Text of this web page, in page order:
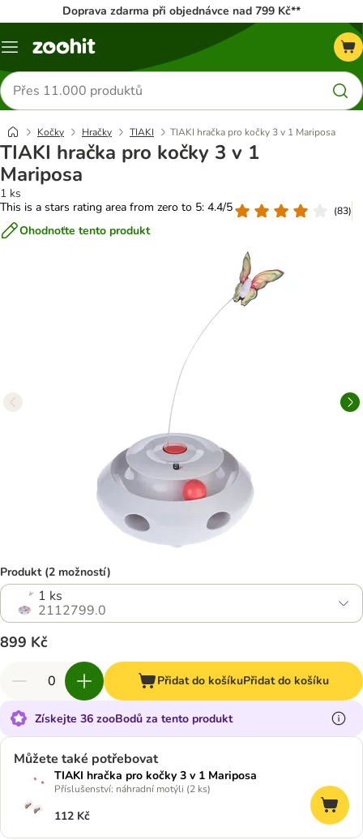
Doprava zdarma při objednávce nad 799 Kč**
Menu
Hledat
produkty
Kočky Hračky TIAKI TIAKI hračka pro kočky 3 v 1 Mariposa
TIAKI hračka pro kočky 3 v 1
Mariposa
1 ks
This is a stars rating area from zero to 5: 4.4/5
(83)
Ohodnoťte tento produkt
Produkt (2 možností)
1 ks
2112799.0
899 Kč
Přidat do košíkuPřidat do košíku
Získejte 36 zooBodů za tento produkt
Můžete také potřebovat
TIAKI hračka pro kočky 3 v 1 Mariposa
Příslušenství: náhradní motýli (2 ks)
112 Kč